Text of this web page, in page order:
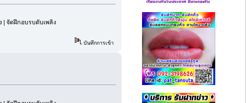
| จัดฝึกอบรบดับเพลิง
บันทึกการเข้า